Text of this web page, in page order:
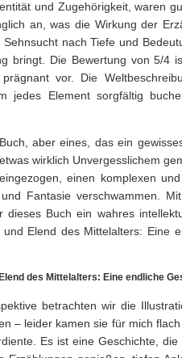
und Zugehörigkeit, waren
an, was die Wirkung der
nach Tiefe und
bringt. Die Bewertung von 5/4
vor. Die
jedes Element sorgfältig
aber eines, das ein
wirklich Unvergesslichem
einen komplexen
Fantasie verschwammen.
dieses Buch ein wahres
Elend des Mittelalters: Eine
des Mittelalters: Eine endliche
betrachten wir die
– leider kamen sie für mich
Es ist eine Geschichte,